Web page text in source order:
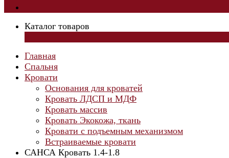
Каталог товаров
Главная
Спальня
Кровати
Основания для кроватей
Кровать ЛДСП и МДФ
Кровать массив
Кровать Экокожа, ткань
Кровати с подъемным механизмом
Встраиваемые кровати
САНСА Кровать 1.4-1.8